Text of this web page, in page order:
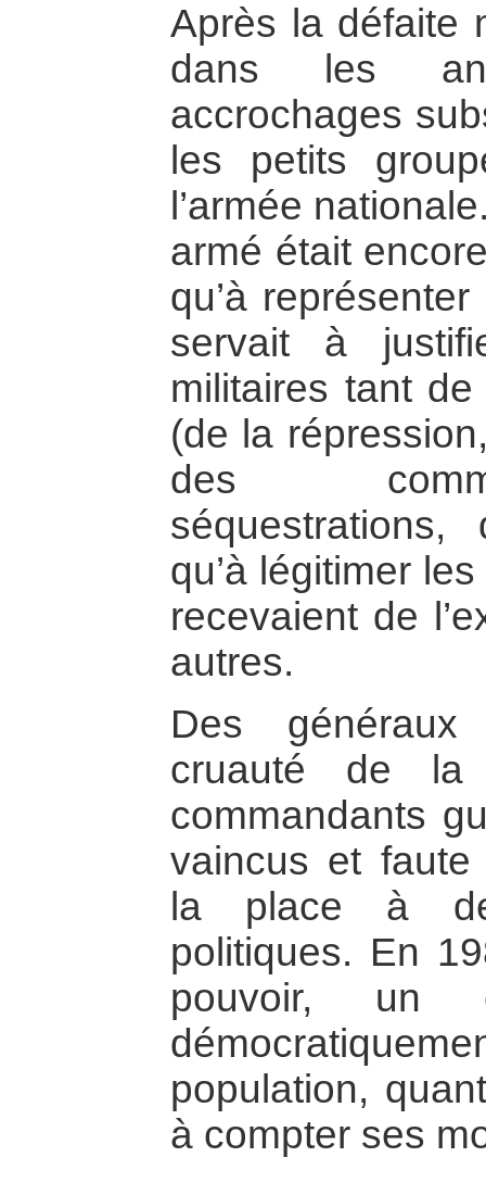
Après la défaite
dans les
accrochages
les petits
l’armée
armé était
qu’à
servait à
militaires tant
(de la
des
qu’à légitimer
recevaient de
autres.
Des
cruauté de la
commandants
vaincus et
la place à
politiques. En
pouvoir,
population,
à compter ses